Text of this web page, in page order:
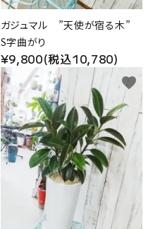
ガジュマル ”天使が宿る木”
S字曲がり
¥9,800(税込10,780)
favorite